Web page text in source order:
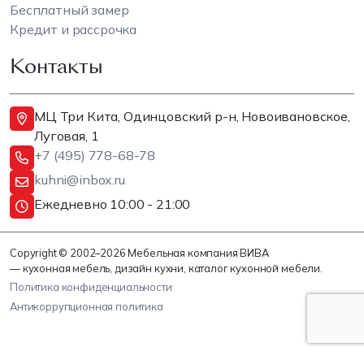
Бесплатный замер
Кредит и рассрочка
Контакты
МЦ Три Кита, Одинцовский р-н, Новоивановское,
Луговая, 1
+7 (495) 778-68-78
kuhni@inbox.ru
Ежедневно 10:00 - 21:00
Copyright © 2002–2026 Мебельная компания ВИВА
— кухонная мебель, дизайн кухни, каталог кухонной мебели.
Политика конфиденциальности
Антикоррупционная политика